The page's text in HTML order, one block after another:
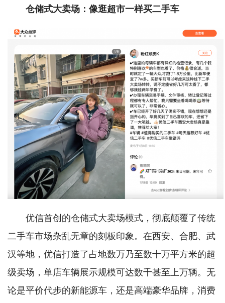
仓储式大卖场：像逛超市一样买二手车
优信首创的仓储式大卖场模式，彻底颠覆了传统
二手车市场杂乱无章的刻板印象。在西安、合肥、武
汉等地，优信打造了占地数万乃至数十万平方米的超
级卖场，单店车辆展示规模可达数千甚至上万辆。无
论是平价代步的新能源车，还是高端豪华品牌，消费